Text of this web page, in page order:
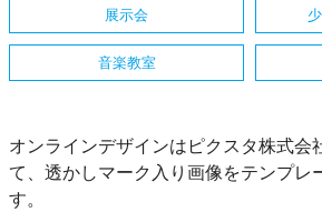
展示会
音楽教室
オンラインデザインはピクスタ株式会
て、透かしマーク入り画像をテンプレ
す。